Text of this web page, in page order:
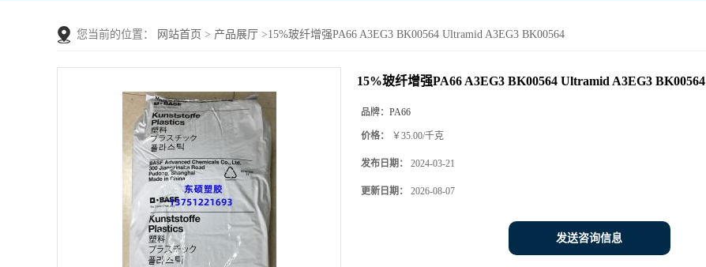
您当前的位置： 网站首页 > 产品展厅 >15%玻纤增强PA66 A3EG3 BK00564 Ultramid A3EG3 BK00564
15%玻纤增强PA66 A3EG3 BK00564 Ultramid A3EG3 BK00564
品牌： PA66
价格： ￥35.00/千克
发布日期： 2024-03-21
更新日期： 2026-08-07
发送咨询信息